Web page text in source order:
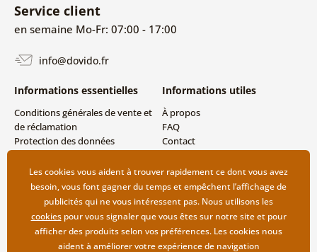
Service client
en semaine Mo-Fr: 07:00 - 17:00
info@dovido.fr
Informations essentielles
Conditions générales de vente et
de réclamation
Protection des données
Modes de livraison et de
paiement
Retour des produits
Informations utiles
À propos
FAQ
Contact
Les cookies vous aident à trouver rapidement ce dont vous avez
besoin, vous font gagner du temps et empêchent l’affichage de
publicités qui ne vous intéressent pas. Nous utilisons les
cookiespour vous signaler que vous êtes sur notre site et pour
afficher des produits selon vos préférences. Les cookies nous
aident à améliorer votre expérience de navigation